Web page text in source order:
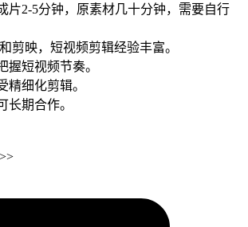
片2-5分钟，原素材几十分钟，需要自行
剪映，短视频剪辑经验丰富。
握短视频节奏。
精细化剪辑。
长期合作。